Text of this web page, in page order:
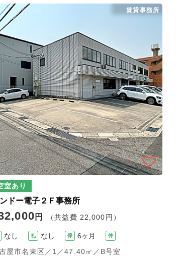
室あり
ドー電子２Ｆ事務所
円 （共益費 22,000円）
なし 礼 なし 保 6ヶ月 仲
屋市名東区／1／47.40㎡／B号室
賃貸事務所